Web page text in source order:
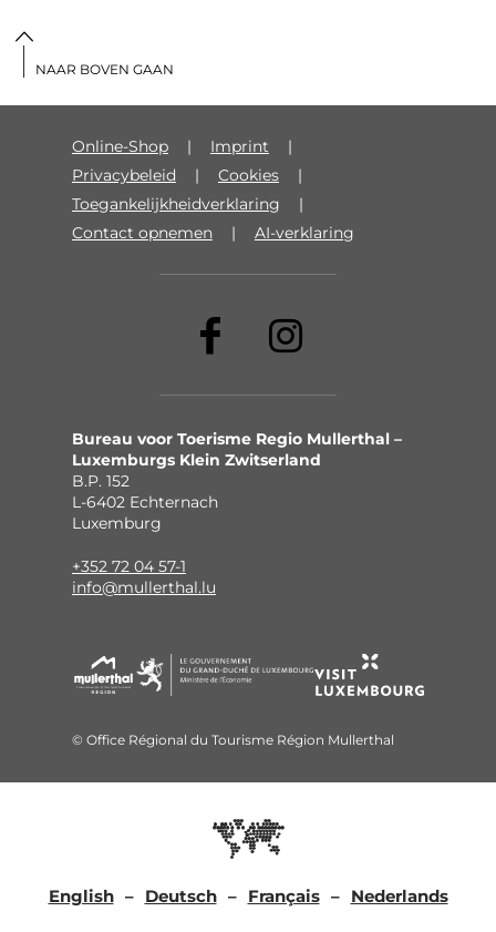
Online-Shop
Imprint
Privacybeleid
Cookies
Toegankelijkheidverklaring
Contact opnemen
AI-verklaring
Bureau voor Toerisme Regio Mullerthal –
Luxemburgs Klein Zwitserland
B.P. 152
L-6402 Echternach
Luxemburg
+352 72 04 57-1
info@mullerthal.lu
© Office Régional du Tourisme Région Mullerthal
English Deutsch Français Nederlands
NAAR BOVEN GAAN